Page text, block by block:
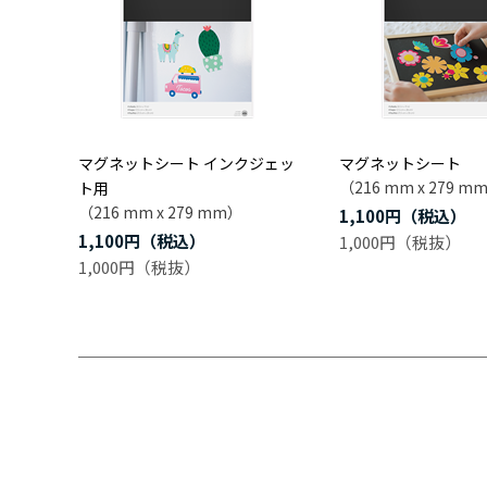
マグネットシート インクジェッ
ト用
（216 mm x 279 mm）
1,100円
1,000円
マグネットシート
（216 mm x 279
1,100円
1,000円